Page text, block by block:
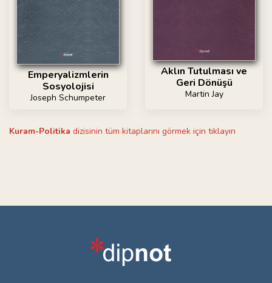
Emperyalizmlerin
Sosyolojisi
Joseph Schumpeter
Aklın Tutulması ve
Geri Dönüşü
Martin Jay
Kuram-Politika dizisinin tüm kitaplarını görmek için tıklayın